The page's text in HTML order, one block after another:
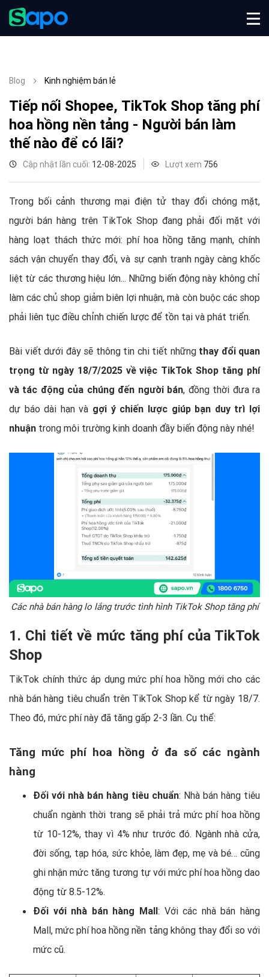
Blog Kinh nghiệm bán lẻ
Tiếp nối Shopee, TikTok Shop tăng phí
hoa hồng nền tảng - Người bán làm
thế nào để có lãi?
Cập nhật lần cuối: 12-08-2025 Lượt xem 756
Trong bối cảnh thương mại điện tử thay đổi chóng mặt,
người bán hàng trên TikTok Shop đang phải đối mặt với
hàng loạt thách thức mới: phí hoa hồng tăng mạnh, chính
sách vận chuyển thay đổi, và sự cạnh tranh ngày càng khốc
liệt từ các thương hiệu lớn... Những biến động này không chỉ
làm các chủ shop giảm biên lợi nhuận, mà còn buộc các shop
phải liên tục điều chỉnh chiến lược để tồn tại và phát triển.
Bài viết dưới đây sẽ thông tin chi tiết những thay đổi quan
trọng từ ngày 18/7/2025 về việc TikTok Shop tăng phí
và tác động của chúng đến người bán, đồng thời đưa ra
dự báo dài hạn và gợi ý chiến lược giúp bạn duy trì lợi
nhuận trong môi trường kinh doanh đầy biến động này nhé!
Các nhà bán hàng lo lắng trước tình hình TikTok Shop tăng phí
1. Chi tiết về mức tăng phí của TikTok
Shop
TikTok chính thức áp dụng mức phí hoa hồng mới cho các
nhà bán hàng tiêu chuẩn trên TikTok Shop kể từ ngày 18/7.
Theo đó, mức phí này đã tăng gấp 2-3 lần. Cụ thể:
Tăng mức phí hoa hồng ở đa số các ngành
hàng
Đối với nhà bán hàng tiêu chuẩn: Nhà bán hàng tiêu
chuẩn ngành thời trang sẽ phải trả mức phí hoa hồng
từ 10-12%, thay vì 4% như trước đó. Ngành nhà cửa,
đời sống, tạp hóa, sức khỏe, làm đẹp, mẹ và bé… cũng
ghi nhận mức tăng tương tự với mức phí hoa hồng dao
động từ 8.5-12%.
Đối với nhà bán hàng Mall: Với các nhà bán hàng
Mall, mức phí hoa hồng nền tảng không thay đổi so với
mức cũ.